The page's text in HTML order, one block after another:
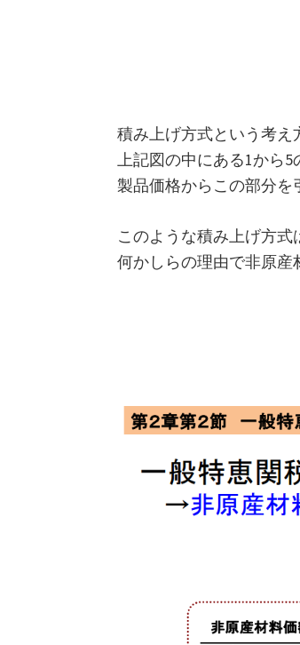
積み上げ方式という考え
上記図の中にある1から
製品価格からこの部分を
このような積み上げ方式
何かしらの理由で非原産